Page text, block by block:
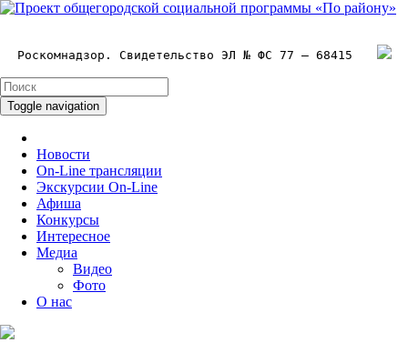
Роскомнадзор. Свидетельство ЭЛ № ФС 77 – 68415
Toggle navigation
Новости
On-Line трансляции
Экскурсии On-Line
Афиша
Конкурсы
Интересное
Медиа
Видео
Фото
О нас